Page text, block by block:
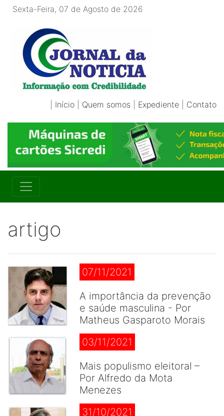
Sexta-Feira, 07 de Agosto de 2026
Início Quem somos Expediente Contato
artigo
07/11/2021
A importância da prevenção
e saúde masculina - Por
Matheus Gasparoto Morais
03/11/2021
Mais populismo eleitoral –
Por Alfredo da Mota
Menezes
31/10/2021